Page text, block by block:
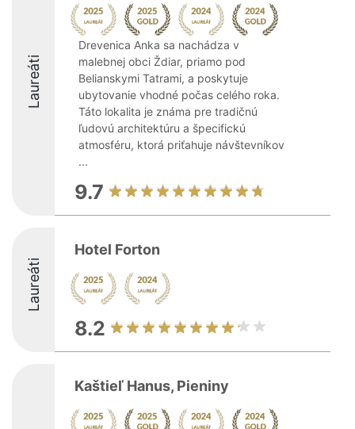
Laureáti
Drevenica Anka sa nachádza v
malebnej obci Ždiar, priamo pod
Belianskymi Tatrami, a poskytuje
ubytovanie vhodné počas celého roka.
Táto lokalita je známa pre tradičnú
ľudovú architektúru a špecifickú
atmosféru, ktorá priťahuje návštevníkov
...
9.7
Laureáti
Hotel Forton
8.2
Kaštieľ Hanus, Pieniny